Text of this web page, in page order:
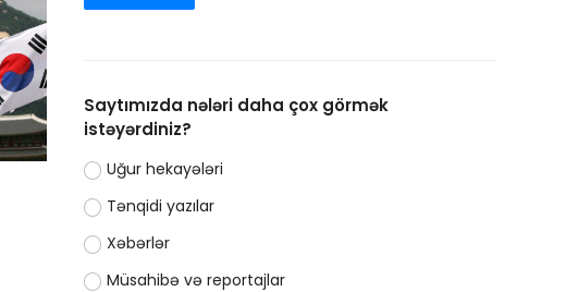
Saytımızda nələri daha çox görmək
istəyərdiniz?
Uğur hekayələri
Tənqidi yazılar
Xəbərlər
Müsahibə və reportajlar